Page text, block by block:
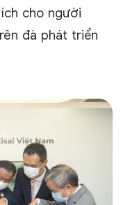
cho người
đà phát triển